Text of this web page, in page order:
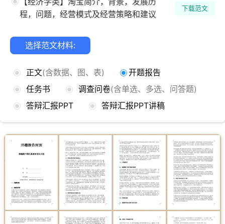
程，问题，经营模式及经营策略和建议
下载范文
选择范文材料:
正文(含数据、图、表)
开题报告
任务书
调查问卷(含单选、多选、问答题)
答辩汇报PPT
答辩汇报PPT讲稿